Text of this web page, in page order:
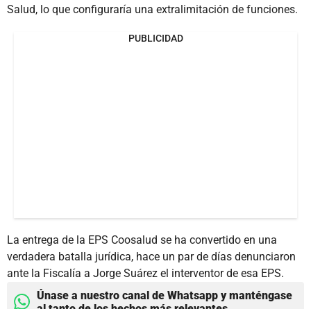
Salud, lo que configuraría una extralimitación de funciones.
PUBLICIDAD
La entrega de la EPS Coosalud se ha convertido en una
verdadera batalla jurídica, hace un par de días denunciaron
ante la Fiscalía a Jorge Suárez el interventor de esa EPS.
Únase a nuestro canal de Whatsapp y manténgase